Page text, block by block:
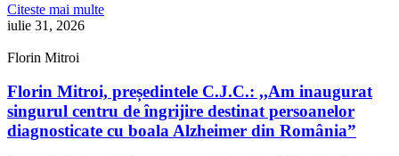
Citeste mai multe
iulie 31, 2026
Florin Mitroi
Florin Mitroi, președintele C.J.C.: ,,Am inaugurat
singurul centru de îngrijire destinat persoanelor
diagnosticate cu boala Alzheimer din România”